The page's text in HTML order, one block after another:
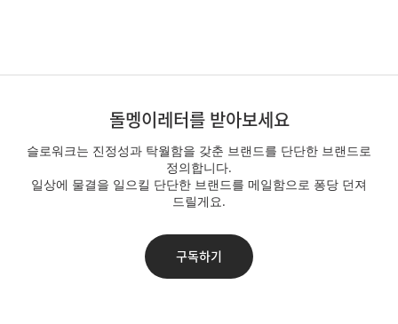
돌멩이레터를 받아보세요
슬로워크는 진정성과 탁월함을 갖춘 브랜드를 단단한 브랜드로
정의합니다.
일상에 물결을 일으킬 단단한 브랜드를 메일함으로 퐁당 던져
드릴게요.
구독하기